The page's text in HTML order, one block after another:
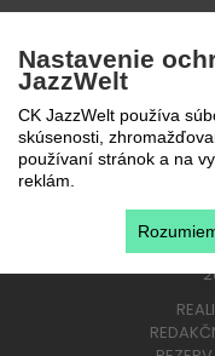
Nastavenie
JazzWelt
CK JazzWelt používa
skúsenosti,
používaní stránok a na
reklám.